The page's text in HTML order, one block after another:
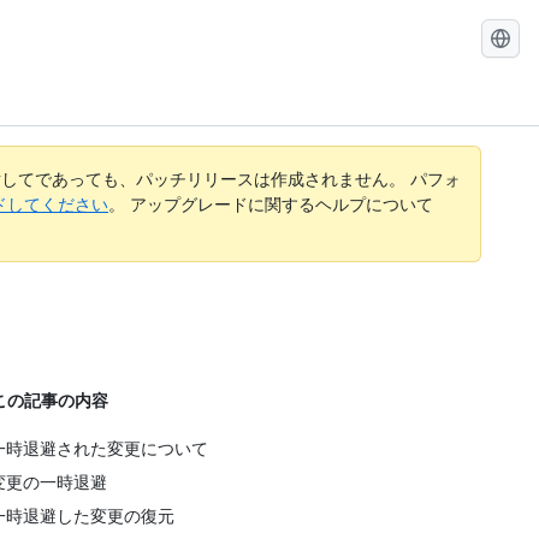
Search
てであっても、パッチリリースは作成されません。 パフォ
してください。 アップグレードに関するヘルプについて
の記事の内容
時退避された変更について
更の一時退避
時退避した変更の復元